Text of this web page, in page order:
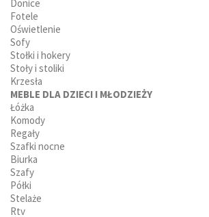
Donice
Fotele
Oświetlenie
Sofy
Stołki i hokery
Stoły i stoliki
Krzesła
MEBLE DLA DZIECI I MŁODZIEŻY
Łóżka
Komody
Regały
Szafki nocne
Biurka
Szafy
Półki
Stelaże
Rtv